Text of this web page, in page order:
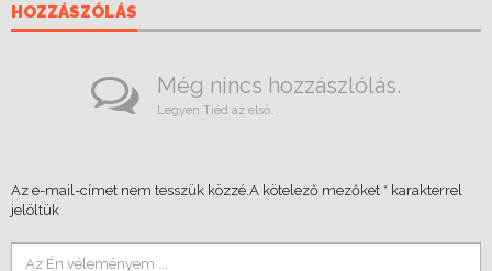
HOZZÁSZÓLÁS
Még nincs hozzászlólás.
Legyen Tiéd az első.
Az e-mail-címet nem tesszük közzé. A kötelező mezőket * karakterrel
jelöltük